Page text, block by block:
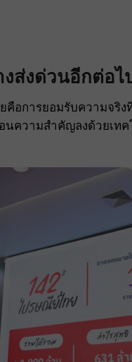
ส่งด่วนอีกต่อไ
การยอมรับความจริง
นความสำคัญลงด้วยเ